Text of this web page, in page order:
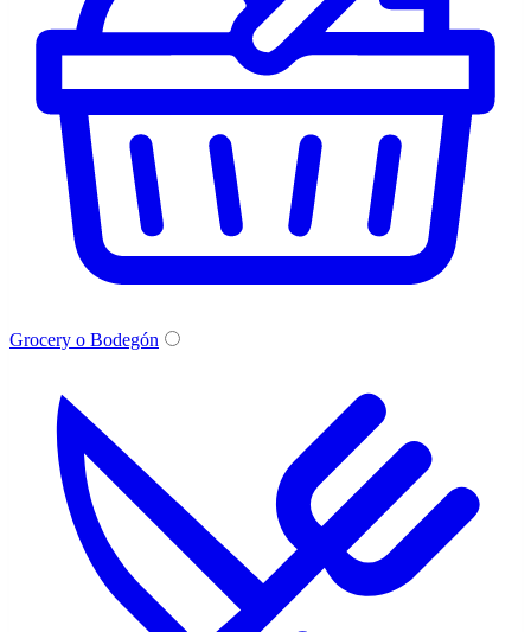
Grocery o Bodegón